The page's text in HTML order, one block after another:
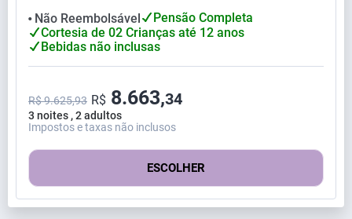
⬤ Não Reembolsável
Pensão Completa
Cortesia de 02 Crianças até 12 anos
Bebidas não inclusas
3 noites , 2 adultos
R$ 9.625,93 R$ 8.663,34
Impostos e taxas não inclusos
ESCOLHER